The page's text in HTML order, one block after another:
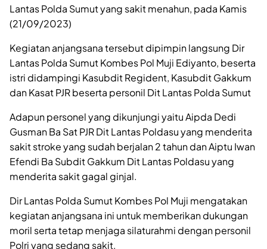
Lantas Polda Sumut yang sakit menahun, pada Kamis
(21/09/2023)
Kegiatan anjangsana tersebut dipimpin langsung Dir
Lantas Polda Sumut Kombes Pol Muji Ediyanto, beserta
istri didampingi Kasubdit Regident, Kasubdit Gakkum
dan Kasat PJR beserta personil Dit Lantas Polda Sumut
Adapun personel yang dikunjungi yaitu Aipda Dedi
Gusman Ba Sat PJR Dit Lantas Poldasu yang menderita
sakit stroke yang sudah berjalan 2 tahun dan Aiptu Iwan
Efendi Ba Subdit Gakkum Dit Lantas Poldasu yang
menderita sakit gagal ginjal.
Dir Lantas Polda Sumut Kombes Pol Muji mengatakan
kegiatan anjangsana ini untuk memberikan dukungan
moril serta tetap menjaga silaturahmi dengan personil
Polri yang sedang sakit.